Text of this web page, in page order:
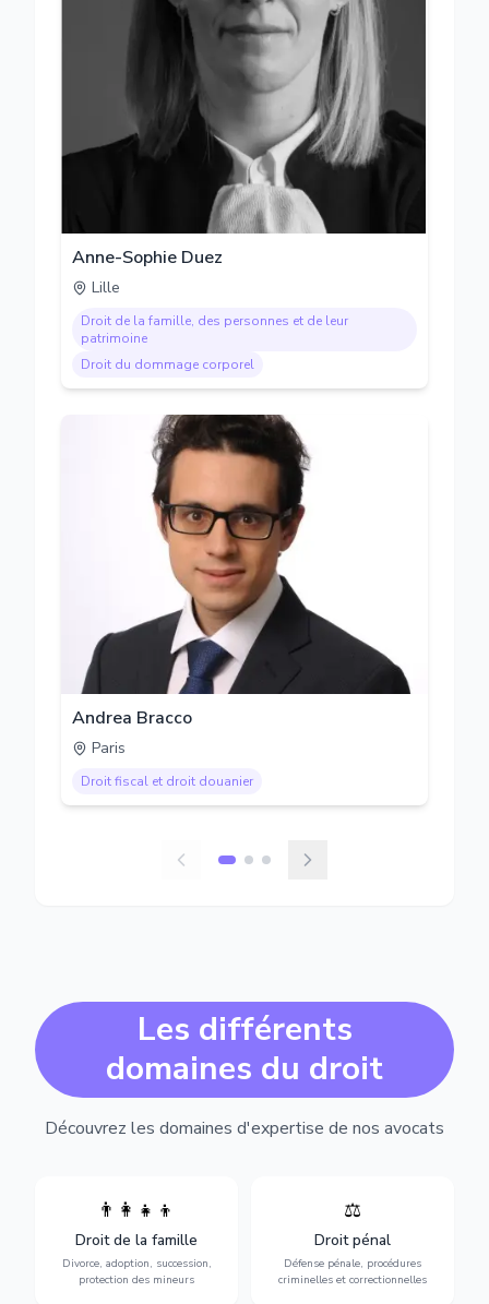
Anne-Sophie Duez
Lille
Droit de la famille, des personnes et de leur
patrimoine
Droit du dommage corporel
Andrea Bracco
Paris
Droit fiscal et droit douanier
Les différents
domaines du droit
Découvrez les domaines d'expertise de nos avocats
👨‍👩‍👧‍👦
Droit de la famille
Divorce, adoption, succession,
protection des mineurs
Divorce, garde d'enfants,
adoption, succession et
protection des personnes
vulnérables.
⚖️
Droit pénal
Défense pénale, procédures
criminelles et correctionnelles
Expertise en matière pénale,
vue jusqu'au procès, pour
toute affaire correctionnelle
ou criminelle.